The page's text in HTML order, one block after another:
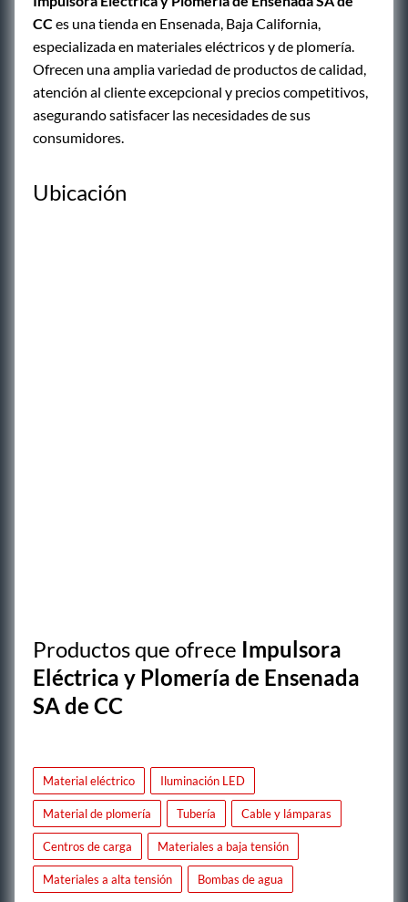
CCes una tienda en Ensenada, Baja California,
especializada en materiales eléctricos y de plomería.
Ofrecen una amplia variedad de productos de calidad,
atención al cliente excepcional y precios competitivos,
asegurando satisfacer las necesidades de sus
consumidores.
Ubicación
Productos que ofrece Impulsora
Eléctrica y Plomería de Ensenada
SA de CC
Material eléctrico Iluminación LED
Material de plomería Tubería Cable y lámparas
Centros de carga Materiales a baja tensión
Materiales a alta tensión Bombas de agua